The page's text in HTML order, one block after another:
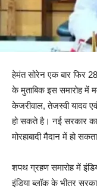
हेमंत सोरेन एक बार फिर
के मुताबिक इस समारोह में
केजरीवाल, तेजस्वी यादव
हो सकते है। नई सरकार
मोरहाबादी मैदान में हो
शपथ ग्रहण समारोह में
इंडिया ब्लॉक के भीतर